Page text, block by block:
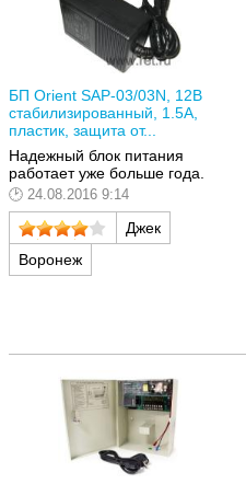
БП Orient SAP-03/03N, 12В
стабилизированный, 1.5А,
пластик, защита от...
Надежный блок питания
работает уже больше года.
24.08.2016 9:14
Джек
Воронеж